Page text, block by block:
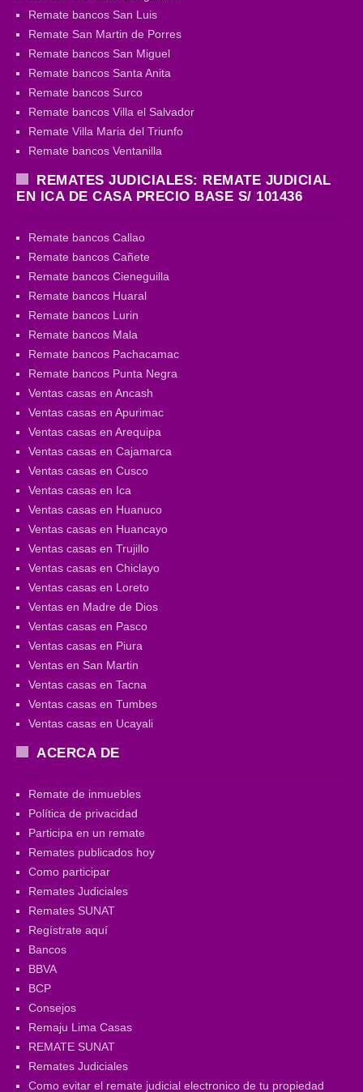
Remate bancos San Luis
Remate San Martin de Porres
Remate bancos San Miguel
Remate bancos Santa Anita
Remate bancos Surco
Remate bancos Villa el Salvador
Remate Villa Maria del Triunfo
Remate bancos Ventanilla
REMATES JUDICIALES: REMATE JUDICIAL
EN ICA DE CASA PRECIO BASE S/ 101436
Remate bancos Callao
Remate bancos Cañete
Remate bancos Cieneguilla
Remate bancos Huaral
Remate bancos Lurin
Remate bancos Mala
Remate bancos Pachacamac
Remate bancos Punta Negra
Ventas casas en Ancash
Ventas casas en Apurimac
Ventas casas en Arequipa
Ventas casas en Cajamarca
Ventas casas en Cusco
Ventas casas en Ica
Ventas casas en Huanuco
Ventas casas en Huancayo
Ventas casas en Trujillo
Ventas casas en Chiclayo
Ventas casas en Loreto
Ventas en Madre de Dios
Ventas casas en Pasco
Ventas casas en Piura
Ventas en San Martin
Ventas casas en Tacna
Ventas casas en Tumbes
Ventas casas en Ucayali
ACERCA DE
Remate de inmuebles
Política de privacidad
Participa en un remate
Remates publicados hoy
Como participar
Remates Judiciales
Remates SUNAT
Regístrate aquí
Bancos
BBVA
BCP
Consejos
Remaju Lima Casas
REMATE SUNAT
Remates Judiciales
Como evitar el remate judicial electronico de tu propiedad